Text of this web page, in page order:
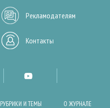
Рекламодателям
Контакты
РУБРИКИ И ТЕМЫ О ЖУРНАЛЕ